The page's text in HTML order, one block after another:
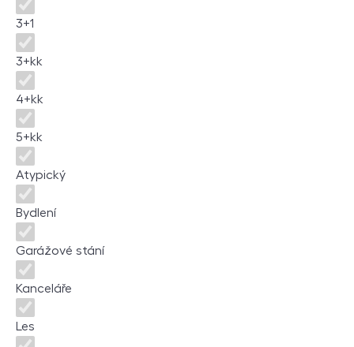
3+1
3+kk
4+kk
5+kk
Atypický
Bydlení
Garážové stání
Kanceláře
Les